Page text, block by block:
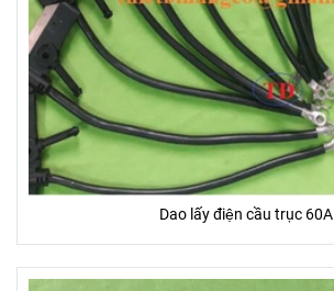
Dao lấy điện cầu trục 60A